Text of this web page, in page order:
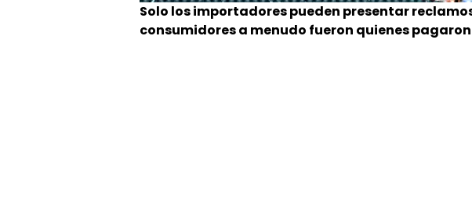
Solo los importadores pueden presentar
consumidores a menudo fueron quienes